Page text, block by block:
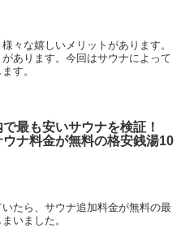
々な嬉しいメリットがあります。
あります。今回はサウナによって
す。
最も安いサウナを検証！
ウナ料金が無料の格安銭湯10
たら、サウナ追加料金が無料の最
いました。